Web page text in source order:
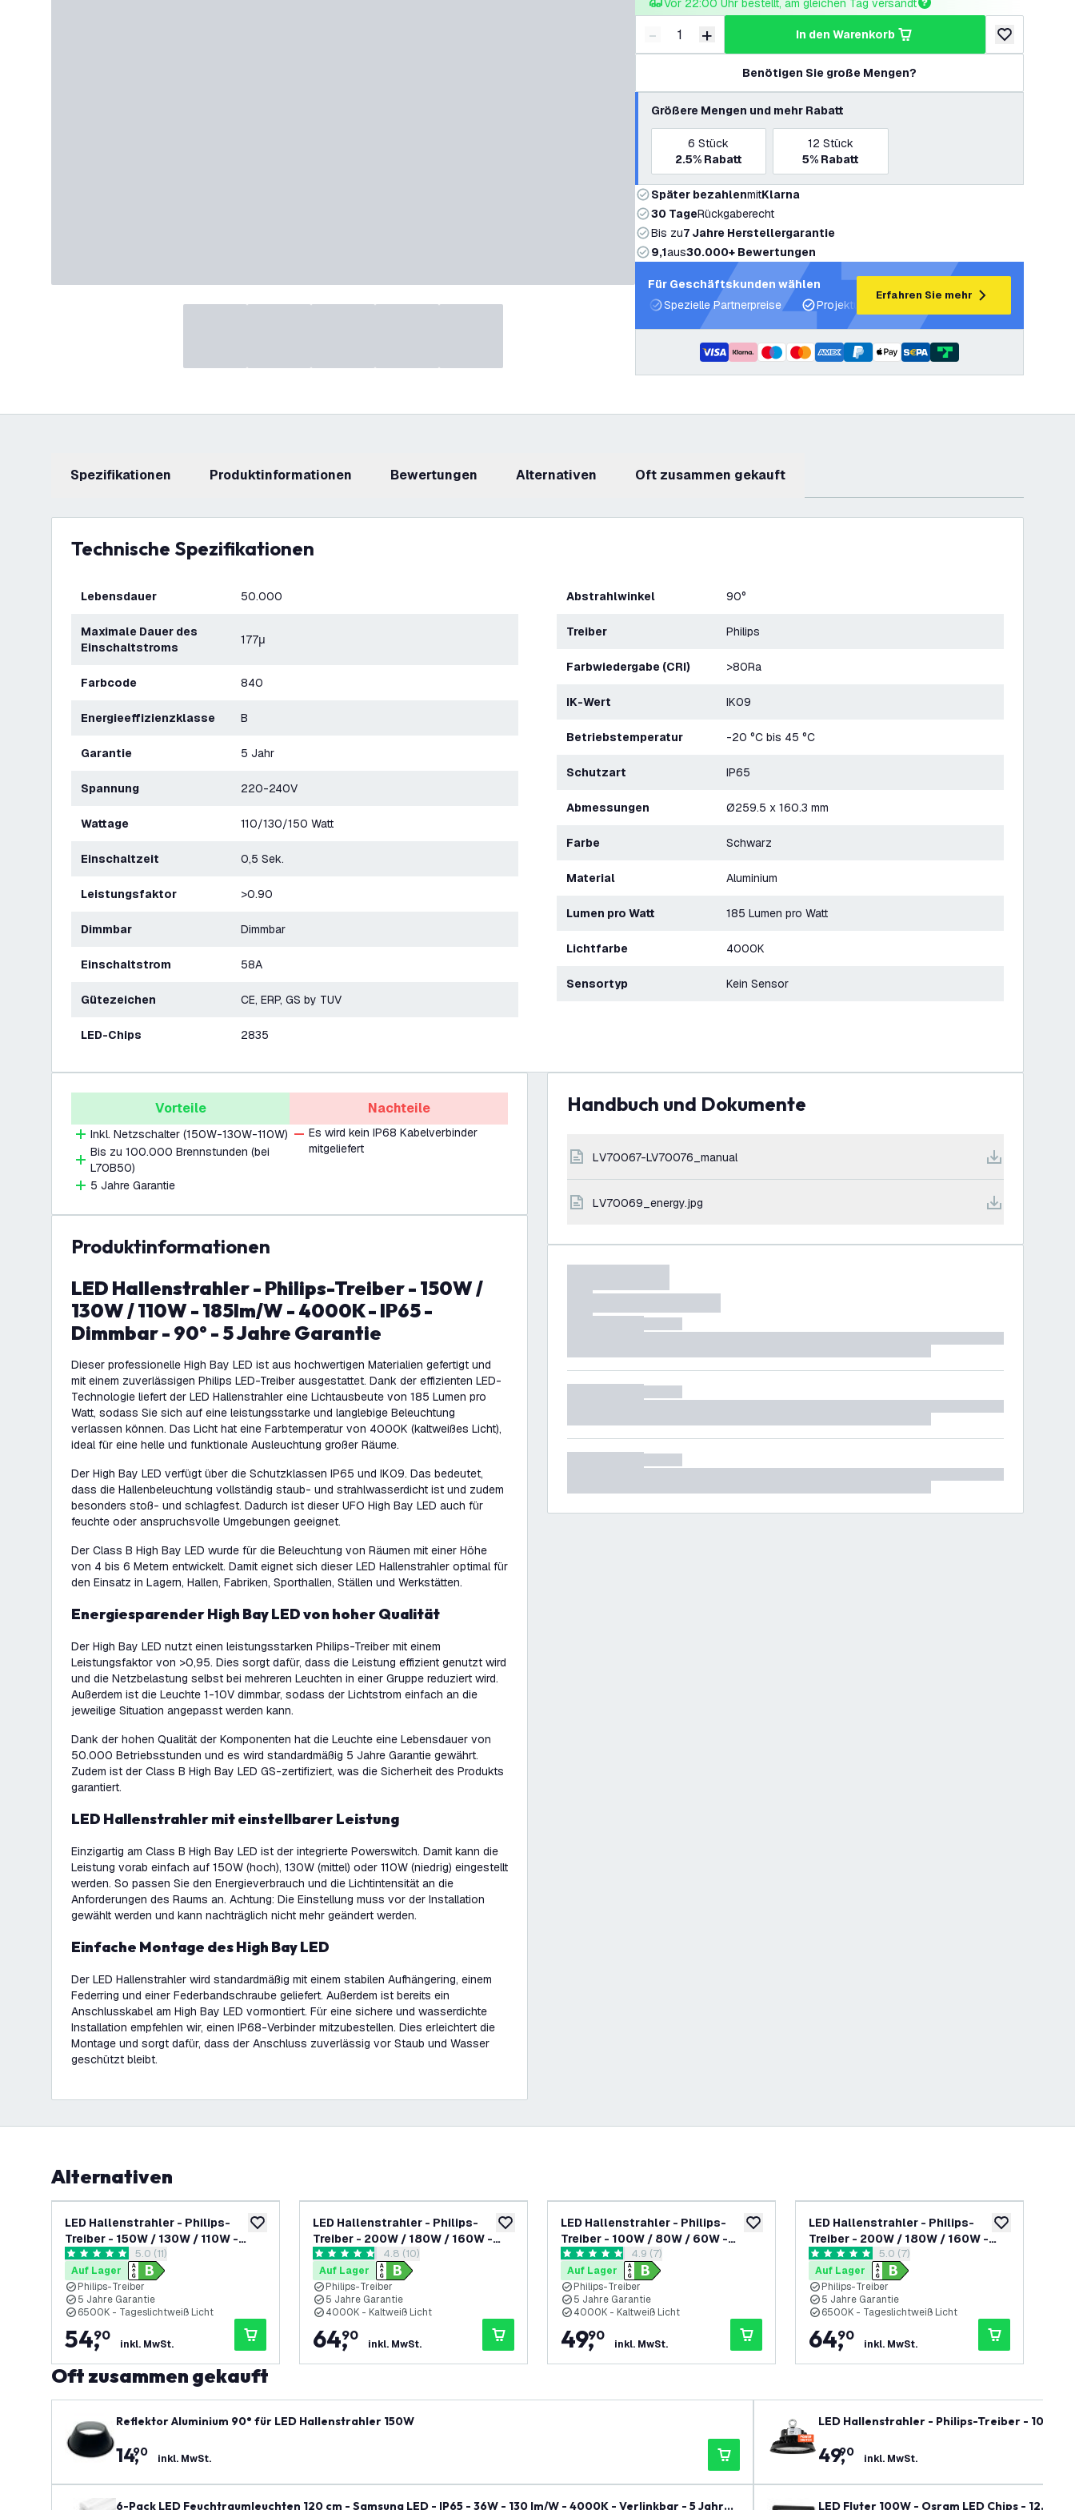
Vor 22:00 Uhr bestellt, am gleichen Tag versandt
Menge verringern
- Menge erhöhen
+ in den Warenkorb
zur
Benötigen Sie große Mengen?
Größere Mengen und mehr Rabatt
6 Stück
2.5% Rabatt
12 Stück
5% Rabatt
Später bezahlenmitKlarna
30 TageRückgaberecht
Bis zu7 Jahre Herstellergarantie
9,1aus30.000+ Bewertungen
Für Geschäftskunden wählen
Spezielle Partnerpreise
Projektunterstützung und Lichtpläne
Erfahren Sie mehr
Spezifikationen Produktinformationen Bewertungen Alternativen Oft zusammen gekauft
Technische Spezifikationen
Lebensdauer 50.000
Maximale Dauer des
Einschaltstroms
177μ
Farbcode 840
Energieeffizienzklasse B
Garantie 5 Jahr
Spannung 220-240V
Wattage 110/130/150 Watt
Einschaltzeit 0,5 Sek.
Leistungsfaktor >0.90
Dimmbar Dimmbar
Einschaltstrom 58A
Gütezeichen CE, ERP, GS by TUV
LED-Chips 2835
Abstrahlwinkel 90°
Treiber Philips
Farbwiedergabe (CRI) >80Ra
IK-Wert IK09
Betriebstemperatur -20 °C bis 45 °C
Schutzart IP65
Abmessungen Ø259.5 x 160.3 mm
Farbe Schwarz
Material Aluminium
Lumen pro Watt 185 Lumen pro Watt
Lichtfarbe 4000K
Sensortyp Kein Sensor
Vorteile
Inkl. Netzschalter (150W-130W-110W)
Bis zu 100.000 Brennstunden (bei
L70B50)
5 Jahre Garantie
Nachteile
Es wird kein IP68 Kabelverbinder
mitgeliefert
Produktinformationen
LED Hallenstrahler - Philips-Treiber - 150W /
130W / 110W - 185lm/W - 4000K - IP65 -
Dimmbar - 90° - 5 Jahre Garantie
Dieser professionelle High Bay LED ist aus hochwertigen Materialien gefertigt und
mit einem zuverlässigen Philips LED-Treiber ausgestattet. Dank der effizienten LED-
Technologie liefert der LED Hallenstrahler eine Lichtausbeute von 185 Lumen pro
Watt, sodass Sie sich auf eine leistungsstarke und langlebige Beleuchtung
verlassen können. Das Licht hat eine Farbtemperatur von 4000K (kaltweißes Licht),
ideal für eine helle und funktionale Ausleuchtung großer Räume.
Der High Bay LED verfügt über die Schutzklassen IP65 und IK09. Das bedeutet,
dass die Hallenbeleuchtung vollständig staub- und strahlwasserdicht ist und zudem
besonders stoß- und schlagfest. Dadurch ist dieser UFO High Bay LED auch für
feuchte oder anspruchsvolle Umgebungen geeignet.
Der Class B High Bay LED wurde für die Beleuchtung von Räumen mit einer Höhe
von 4 bis 6 Metern entwickelt. Damit eignet sich dieser LED Hallenstrahler optimal für
den Einsatz in Lagern, Hallen, Fabriken, Sporthallen, Ställen und Werkstätten.
Energiesparender High Bay LED von hoher Qualität
Der High Bay LED nutzt einen leistungsstarken Philips-Treiber mit einem
Leistungsfaktor von >0,95. Dies sorgt dafür, dass die Leistung effizient genutzt wird
und die Netzbelastung selbst bei mehreren Leuchten in einer Gruppe reduziert wird.
Außerdem ist die Leuchte 1-10V dimmbar, sodass der Lichtstrom einfach an die
jeweilige Situation angepasst werden kann.
Dank der hohen Qualität der Komponenten hat die Leuchte eine Lebensdauer von
50.000 Betriebsstunden und es wird standardmäßig 5 Jahre Garantie gewährt.
Zudem ist der Class B High Bay LED GS-zertifiziert, was die Sicherheit des Produkts
garantiert.
LED Hallenstrahler mit einstellbarer Leistung
Einzigartig am Class B High Bay LED ist der integrierte Powerswitch. Damit kann die
Leistung vorab einfach auf 150W (hoch), 130W (mittel) oder 110W (niedrig) eingestellt
werden. So passen Sie den Energieverbrauch und die Lichtintensität an die
Anforderungen des Raums an. Achtung: Die Einstellung muss vor der Installation
gewählt werden und kann nachträglich nicht mehr geändert werden.
Einfache Montage des High Bay LED
Der LED Hallenstrahler wird standardmäßig mit einem stabilen Aufhängering, einem
Federring und einer Federbandschraube geliefert. Außerdem ist bereits ein
Anschlusskabel am High Bay LED vormontiert. Für eine sichere und wasserdichte
Installation empfehlen wir, einen IP68-Verbinder mitzubestellen. Dies erleichtert die
Montage und sorgt dafür, dass der Anschluss zuverlässig vor Staub und Wasser
geschützt bleibt.
Handbuch und Dokumente
LV70067-LV70076_manual
LV70069_energy.jpg
Alternativen
zur Wunschliste hinzufügen
LED Hallenstrahler - Philips-
Treiber - 150W / 130W / 110W -
185lm/W - 6500K - IP65 - Dimmbar
- 90° - 5 Jahre Garantie
Bewertungsbereich öffnen
5 Bewertungssterne
5.0 (11)
Auf Lager
Philips-Treiber
5 Jahre Garantie
6500K - Tageslichtweiß Licht
54,
90
inkl. MwSt.
zur Wunschliste hinzufügen
LED Hallenstrahler - Philips-
Treiber - 200W / 180W / 160W -
185lm/W - 4000K - IP65 - Dimmbar
- 90° - 5 Jahre Garantie
Bewertungsbereich öffnen
4.8 Bewertungssterne
4.8 (10)
Auf Lager
Philips-Treiber
5 Jahre Garantie
4000K - Kaltweiß Licht
64,
90
inkl. MwSt.
zur Wunschliste hinzufügen
LED Hallenstrahler - Philips-
Treiber - 100W / 80W / 60W -
185lm/W - 4000K - IP65 - Dimmbar
- 90° - 5 Jahre Garantie
Bewertungsbereich öffnen
4.9 Bewertungssterne
4.9 (7)
Auf Lager
Philips-Treiber
5 Jahre Garantie
4000K - Kaltweiß Licht
49,
90
inkl. MwSt.
zur
LED Hallenstrahler - Philips-
Treiber - 200W / 180W / 160W -
185lm/W - 6500K - IP65 - Dimmbar
- 90° - 5 Jahre Garantie
Bewertungsbereich öffnen
5 Bewertungssterne
5.0 (7)
Auf Lager
Philips-Treiber
5 Jahre Garantie
6500K - Tageslichtweiß Licht
64,
90
inkl. MwSt.
Oft zusammen gekauft
Reflektor Aluminium 90° für LED Hallenstrahler 150W
14,
90 inkl. MwSt.
6-Pack LED Feuchtraumleuchten 120 cm - Samsung LED - IP65 - 36W - 130 lm/W - 4000K - Verlinkbar - 5 Jahre
LED Hallenstrahler - Philips-Treiber - 100W /
49,
90 inkl. MwSt.
LED Fluter 100W - Osram LED Chips -